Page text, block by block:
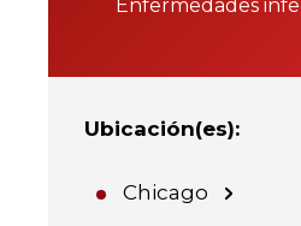
Enfermedades
Ubicación(es):
Chicago